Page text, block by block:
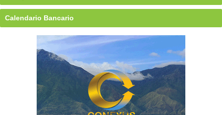
Calendario Bancario